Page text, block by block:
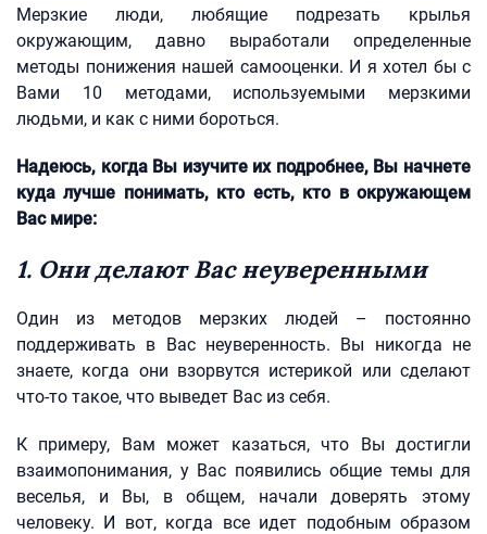
Мерзкие люди, любящие подрезать крылья
окружающим, давно выработали определенные
методы понижения нашей самооценки. И я хотел бы с
Вами 10 методами, используемыми мерзкими
людьми, и как с ними бороться.
Надеюсь, когда Вы изучите их подробнее, Вы начнете
куда лучше понимать, кто есть, кто в окружающем
Вас мире:
1. Они делают Вас неуверенными
Один из методов мерзких людей – постоянно
поддерживать в Вас неуверенность. Вы никогда не
знаете, когда они взорвутся истерикой или сделают
что-то такое, что выведет Вас из себя.
К примеру, Вам может казаться, что Вы достигли
взаимопонимания, у Вас появились общие темы для
веселья, и Вы, в общем, начали доверять этому
человеку. И вот, когда все идет подобным образом